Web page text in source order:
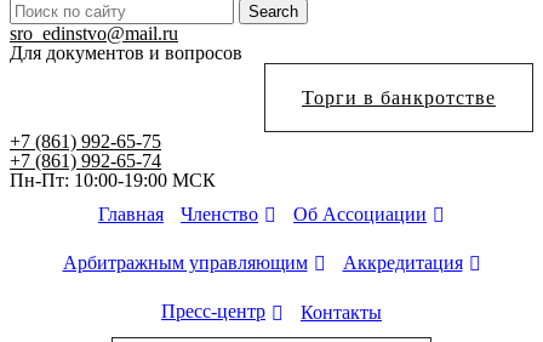
Search
sro_edinstvo@mail.ru
Для документов и вопросов
Торги в банкротстве
+7 (861) 992-65-75
+7 (861) 992-65-74
Пн-Пт: 10:00-19:00 МСК
Главная
Членство Об Ассоциации
Арбитражным управляющим Аккредитация
Пресс-центр Контакты